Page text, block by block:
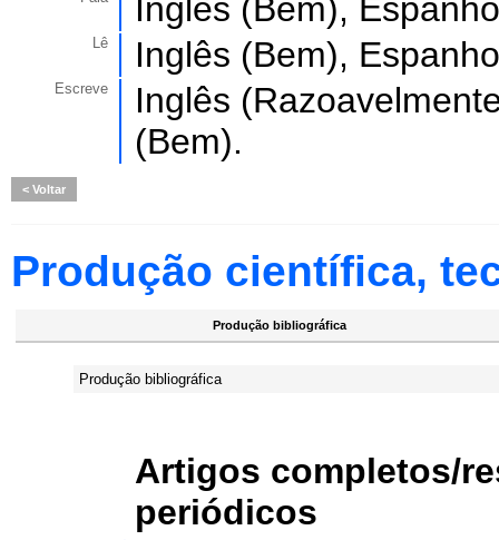
Inglês (Bem),
Lê Inglês (Bem),
Escreve
Inglês
(Bem).
Voltar
Produção científica,
Produção bibliográfica
Produção bibliográfica
Artigos completos/
periódicos